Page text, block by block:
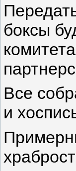
боксы
Все
и